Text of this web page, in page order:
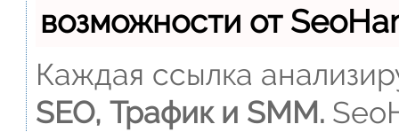
возможности от
Каждая ссылка
SEO, Трафик и SMM.